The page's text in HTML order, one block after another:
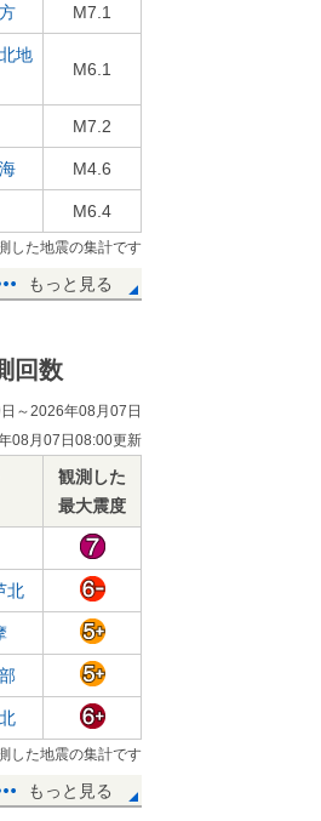
M7.1
地
M6.1
M7.2
M4.6
M6.4
した地震の集計です
もっと見る
回数
～2026年08月07日
08月07日08:00更新
観測した
最大震度
北
した地震の集計です
もっと見る